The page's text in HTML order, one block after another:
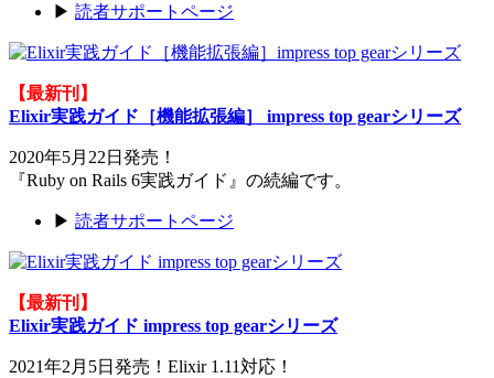
▶ 読者サポートページ
【最新刊】
Elixir実践ガイド［機能拡張編］ impress top gearシリーズ
2020年5月22日発売！
『Ruby on Rails 6実践ガイド』の続編です。
▶ 読者サポートページ
【最新刊】
Elixir実践ガイド impress top gearシリーズ
2021年2月5日発売！Elixir 1.11対応！